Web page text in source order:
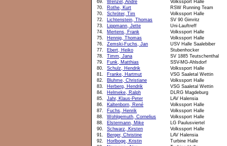
69.
Wenzel, André
Volkssport Halle
70.
Rothe, Kurt
RSW Running Team
70.
Schröter, Tim
Volkssport Halle
72.
Lichtenstein, Thomas
SV 90 Gimritz
73.
Lippmann, Jette
Uni-Lauftreff
74.
Mertens, Frank
Volkssport Halle
75.
Hennig, Thomas
Volkssport Halle
76.
Zemski-Fuchs, Jan
USV Halle Saalebiber
77.
Ebert, Heiko
Stubenhocker
78.
Timm, Jana
SV 1885 Teutschenthal
79.
Funk, Matthias
SSV-MG-Ahlsdorf
80.
Schulz, Hendrik
Volkssport Halle
81.
Franke, Hartmut
VSG Saaletal Wettin
82.
Bluhme, Christiane
Volkssport Halle
83.
Herberg, Hendrik
VSG Saaletal Wettin
84.
Helmeke, Ralph
DLRG Magdeburg
85.
Jahr, Klaus-Peter
LAV Halensia
86.
Kaltenborn, René
Volkssport Halle
87.
Fuchs, Henrik
Volkssport Halle
88.
Wohlgemuth, Cornelius
Volkssport Halle
88.
Elstermann, Mike
LG Paulusviertel
90.
Schwarz, Kirsten
Volkssport Halle
91.
Berger, Christine
LAV Halensia
92.
Horlboge, Kristin
Turbine Halle